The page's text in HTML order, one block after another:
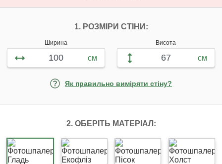
1. РОЗМІРИ СТІНИ:
Ширина
см
Висота
см
Як правильно виміряти стіну?
2. ОБЕРІТЬ МАТЕРІАЛ: